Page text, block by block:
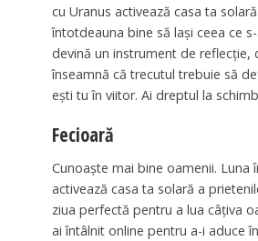
cu Uranus activează casa ta
întotdeauna bine să lași ceea ce
devină un instrument de reflecție,
înseamnă că trecutul trebuie să
ești tu în viitor. Ai dreptul la
Fecioară
Cunoaște mai bine oamenii. Luna
activează casa ta solară a
ziua perfectă pentru a lua câțiva
ai întâlnit online pentru a-i aduce